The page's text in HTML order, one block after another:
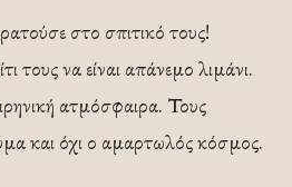
στο σπιτικό τους!
τους να είναι απάνεμο λιμάνι.
ατμόσφαιρα. Τους
και όχι ο αμαρτωλός κόσμος.